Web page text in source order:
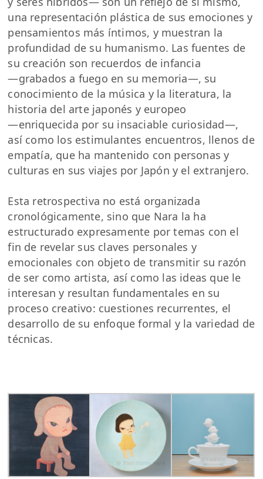
una representación plástica de sus emociones y
pensamientos más íntimos, y muestran la
profundidad de su humanismo. Las fuentes de
su creación son recuerdos de infancia
―grabados a fuego en su memoria―, su
conocimiento de la música y la literatura, la
historia del arte japonés y europeo
―enriquecida por su insaciable curiosidad―,
así como los estimulantes encuentros, llenos de
empatía, que ha mantenido con personas y
culturas en sus viajes por Japón y el extranjero.
Esta retrospectiva no está organizada
cronológicamente, sino que Nara la ha
estructurado expresamente por temas con el
fin de revelar sus claves personales y
emocionales con objeto de transmitir su razón
de ser como artista, así como las ideas que le
interesan y resultan fundamentales en su
proceso creativo: cuestiones recurrentes, el
desarrollo de su enfoque formal y la variedad de
técnicas.